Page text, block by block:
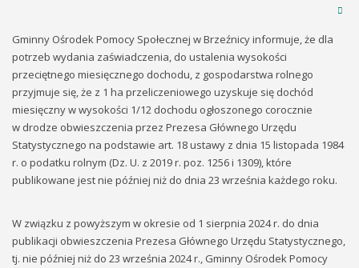
Gminny Ośrodek Pomocy Społecznej w Brzeźnicy informuje, że dla
potrzeb wydania zaświadczenia, do ustalenia wysokości
przeciętnego miesięcznego dochodu, z gospodarstwa rolnego
przyjmuje się, że z 1 ha przeliczeniowego uzyskuje się dochód
miesięczny w wysokości 1/12 dochodu ogłoszonego corocznie
w drodze obwieszczenia przez Prezesa Głównego Urzędu
Statystycznego na podstawie art. 18 ustawy z dnia 15 listopada 1984
r. o podatku rolnym (Dz. U. z 2019 r. poz. 1256 i 1309), które
publikowane jest nie później niż do dnia 23 września każdego roku.
W związku z powyższym w okresie od 1 sierpnia 2024 r. do dnia
publikacji obwieszczenia Prezesa Głównego Urzędu Statystycznego,
tj. nie później niż do 23 września 2024 r., Gminny Ośrodek Pomocy